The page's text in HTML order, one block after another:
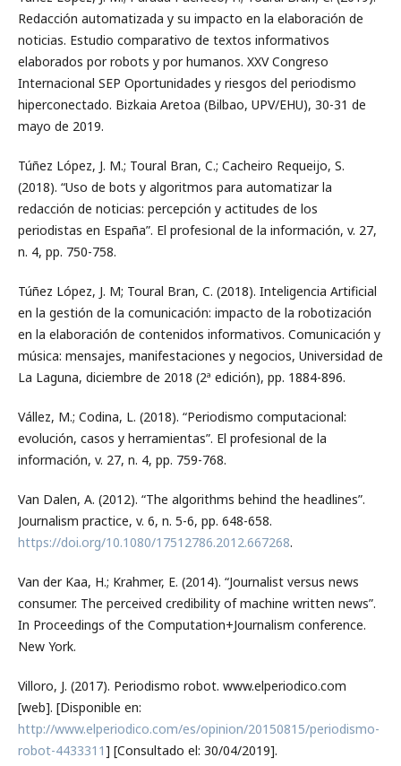
Redacción automatizada y su impacto en la elaboración de
noticias. Estudio comparativo de textos informativos
elaborados por robots y por humanos. XXV Congreso
Internacional SEP Oportunidades y riesgos del periodismo
hiperconectado. Bizkaia Aretoa (Bilbao, UPV/EHU), 30-31 de
mayo de 2019.
Túñez López, J. M.; Toural Bran, C.; Cacheiro Requeijo, S.
(2018). “Uso de bots y algoritmos para automatizar la
redacción de noticias: percepción y actitudes de los
periodistas en España”. El profesional de la información, v. 27,
n. 4, pp. 750-758.
Túñez López, J. M; Toural Bran, C. (2018). Inteligencia Artificial
en la gestión de la comunicación: impacto de la robotización
en la elaboración de contenidos informativos. Comunicación y
música: mensajes, manifestaciones y negocios, Universidad de
La Laguna, diciembre de 2018 (2ª edición), pp. 1884-896.
Vállez, M.; Codina, L. (2018). “Periodismo computacional:
evolución, casos y herramientas”. El profesional de la
información, v. 27, n. 4, pp. 759-768.
Van Dalen, A. (2012). “The algorithms behind the headlines”.
Journalism practice, v. 6, n. 5-6, pp. 648-658.
https://doi.org/10.1080/17512786.2012.667268.
Van der Kaa, H.; Krahmer, E. (2014). “Journalist versus news
consumer. The perceived credibility of machine written news”.
In Proceedings of the Computation+Journalism conference.
New York.
Villoro, J. (2017). Periodismo robot. www.elperiodico.com
[web]. [Disponible en:
http://www.elperiodico.com/es/opinion/20150815/periodismo-
robot-4433311] [Consultado el: 30/04/2019].